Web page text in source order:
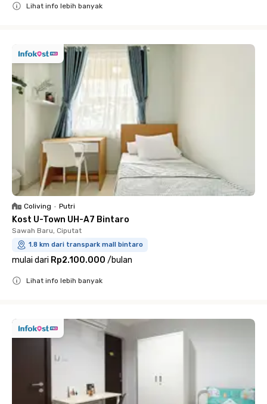
Lihat info lebih banyak
Coliving • Putri
Kost U-Town UH-A7 Bintaro
Sawah Baru, Ciputat
1.8 km dari transpark mall bintaro
mulai dari Rp2.100.000 /bulan
Lihat info lebih banyak